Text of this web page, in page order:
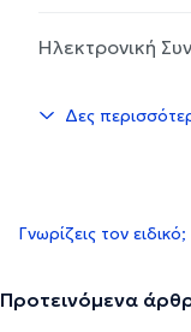
Ηλεκτρονική
Δες
Γνωρίζεις τον
Προτεινόμενα